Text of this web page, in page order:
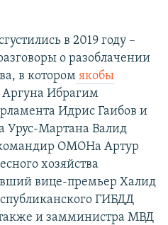
в 2019 году –
о разоблачении
в котором якобы
Аргуна Ибрагим
Идрис Гаибов и
Урус-Мартана Валид
ОМОНа Артур
хозяйства
вице-премьер Халид
ГИБДД
и замминистра МВД